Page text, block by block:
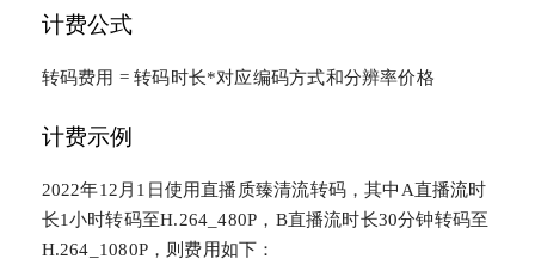
计费公式
转码费用 = 转码时长*对应编码方式和分辨率价格
计费示例
2022年12月1日使用直播质臻清流转码，其中A直播流时
长1小时转码至H.264_480P，B直播流时长30分钟转码至
H.264_1080P，则费用如下：